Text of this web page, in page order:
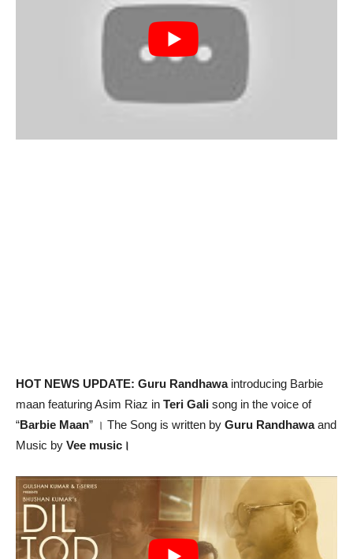
HOT NEWS UPDATE: Guru Randhawaintroducing Barbie
maan featuring Asim Riaz in Teri Gali song in the voice of
“Barbie Maan” । The Song is written by Guru Randhawaand
Music by Vee music।